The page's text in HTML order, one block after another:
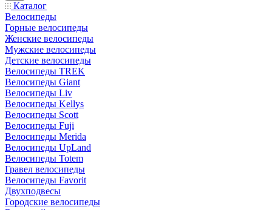
Каталог
Велосипеды
Горные велосипеды
Женские велосипеды
Мужские велосипеды
Детские велосипеды
Велосипеды TREK
Велосипеды Giant
Велосипеды Liv
Велосипеды Kellys
Велосипеды Scott
Велосипеды Fuji
Велосипеды Merida
Велосипеды UpLand
Велосипеды Totem
Гравел велосипеды
Велосипеды Favorit
Двухподвесы
Городские велосипеды